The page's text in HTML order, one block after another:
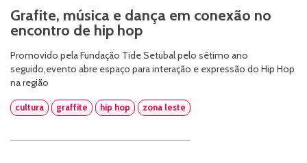
Grafite, música e dança em conexão no
encontro de hip hop
Promovido pela Fundação Tide Setubal pelo sétimo ano
seguido,evento abre espaço para interação e expressão do Hip Hop
na região
cultura graffite hip hop zona leste